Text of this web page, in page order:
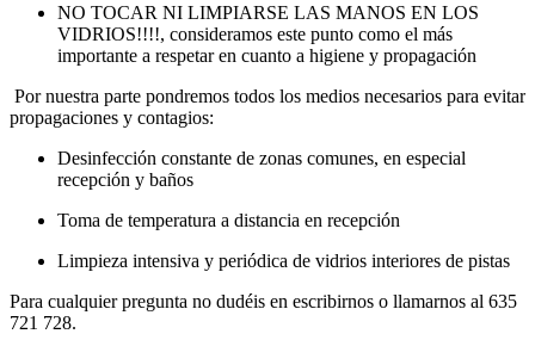
NO TOCAR NI LIMPIARSE LAS MANOS EN LOS
VIDRIOS!!!!, consideramos este punto como el más
importante a respetar en cuanto a higiene y propagación
Por nuestra parte pondremos todos los medios necesarios para evitar
propagaciones y contagios:
Desinfección constante de zonas comunes, en especial
recepción y baños
Toma de temperatura a distancia en recepción
Limpieza intensiva y periódica de vidrios interiores de pistas
Para cualquier pregunta no dudéis en escribirnos o llamarnos al 635
721 728.